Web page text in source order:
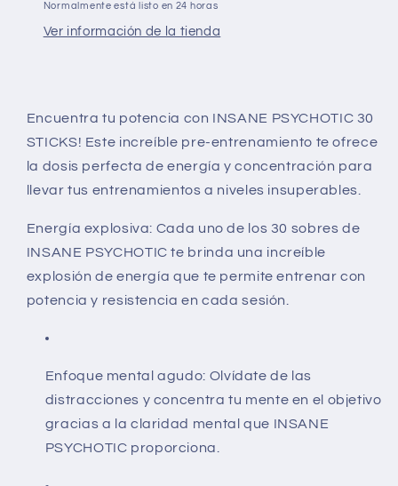
Normalmente está listo en 24 horas
Ver información de la tienda
Encuentra tu potencia con INSANE PSYCHOTIC 30
STICKS! Este increíble pre-entrenamiento te ofrece
la dosis perfecta de energía y concentración para
llevar tus entrenamientos a niveles insuperables.
Energía explosiva: Cada uno de los 30 sobres de
INSANE PSYCHOTIC te brinda una increíble
explosión de energía que te permite entrenar con
potencia y resistencia en cada sesión.
Enfoque mental agudo: Olvídate de las
distracciones y concentra tu mente en el objetivo
gracias a la claridad mental que INSANE
PSYCHOTIC proporciona.